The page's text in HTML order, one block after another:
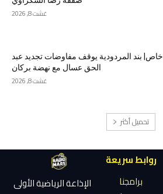
غشت 8, 2026
خاص| بند المردودية يوقف مفاوضات تجديد عبد
الحق عسال مع نهضة بركان
غشت 8, 2026
تحميل أكثر
روابط سريعة
برامجنا
الإذاعة الرياضية الأولى